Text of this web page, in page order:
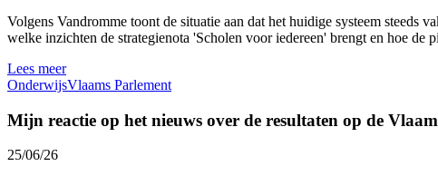
Volgens Vandromme toont de situatie aan dat het huidige systeem
welke inzichten de strategienota 'Scholen voor iedereen' brengt en hoe
Lees meer
OnderwijsVlaams Parlement
Mijn reactie op het nieuws over de resultaten op de
25/06/26